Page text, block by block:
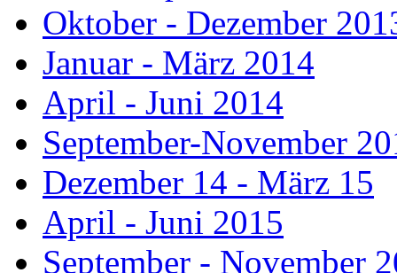
Oktober - Dezember
Januar - März 2014
April - Juni 2014
September-November
Dezember 14 - März 15
April - Juni 2015
September - November